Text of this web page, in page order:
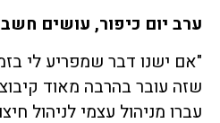
ערב יום כיפור, עושים
"אם ישנו דבר שמפריע לי
שזה עובר בהרבה מאוד
עברו מניהול עצמי לניהול